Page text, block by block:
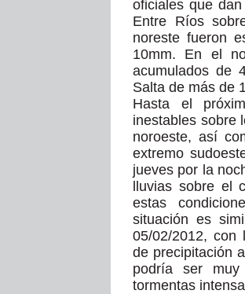
oficiales que
Entre Ríos
noreste fueron
10mm. En el
acumulados de
Salta de más de
Hasta el
inestables sobre
noroeste, así
extremo
jueves por la
lluvias sobre el
estas
situación es
05/02/2012, con
de precipitación
podría ser
tormentas